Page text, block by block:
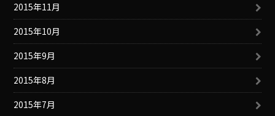
2015年11月
2015年10月
2015年9月
2015年8月
2015年7月